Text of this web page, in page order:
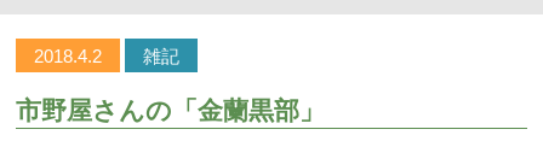
2018.4.2 雑記
市野屋さんの「金蘭黒部」